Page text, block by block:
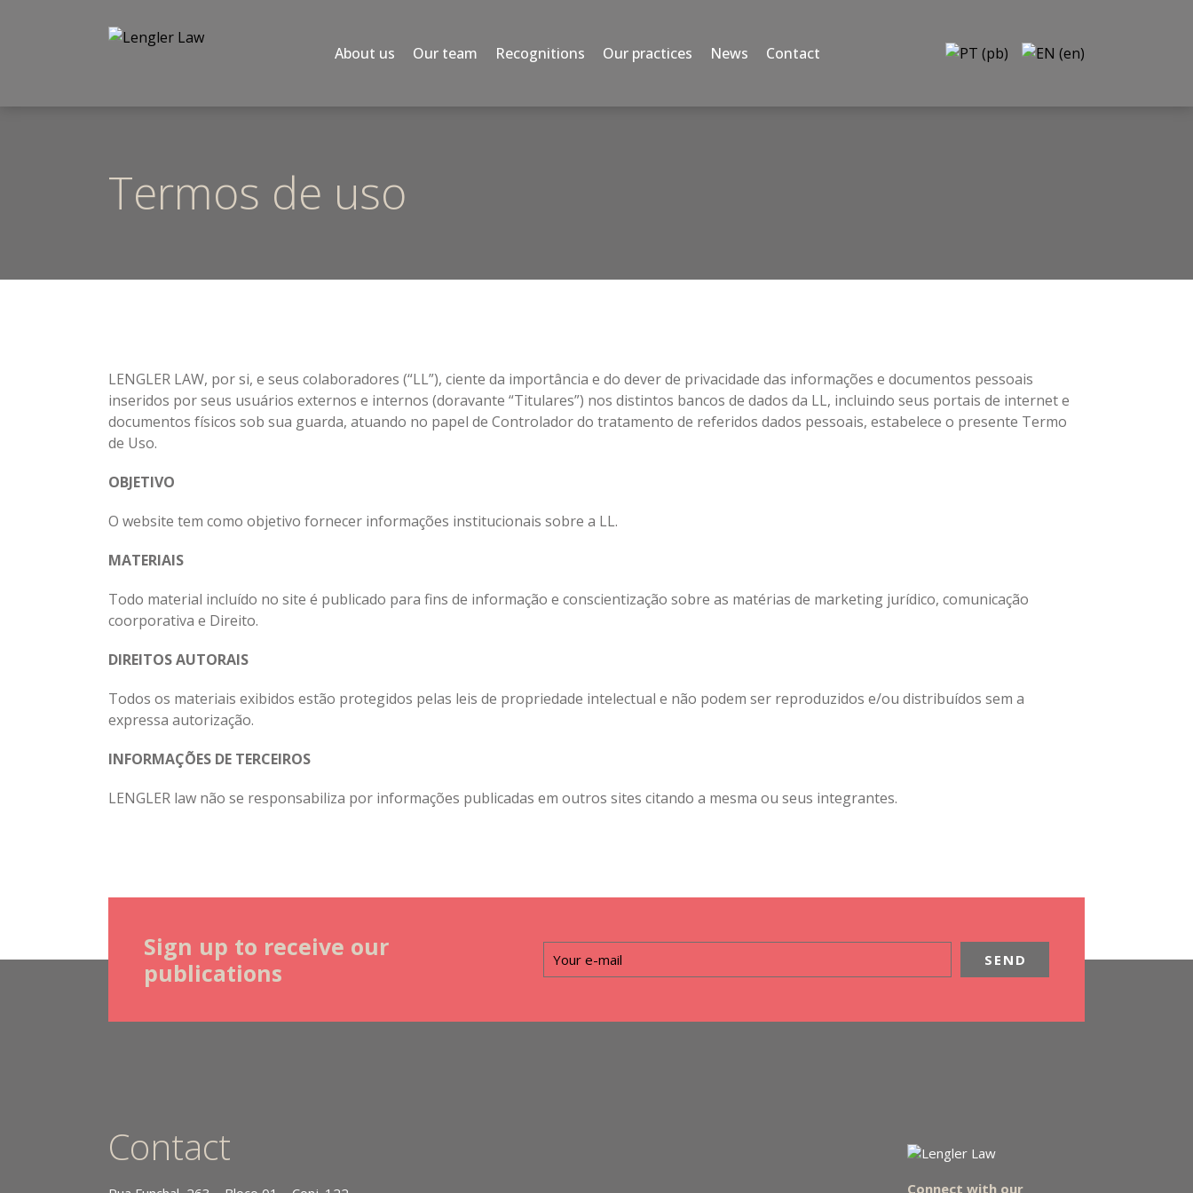
About us Our team Recognitions Our practices News Contact
Termos de uso
LENGLER LAW, por si, e seus colaboradores (“LL”), ciente da importância e do dever de privacidade das informações e documentos pessoais
inseridos por seus usuários externos e internos (doravante “Titulares”) nos distintos bancos de dados da LL, incluindo seus portais de internet e
documentos físicos sob sua guarda, atuando no papel de Controlador do tratamento de referidos dados pessoais, estabelece o presente Termo
de Uso.
OBJETIVO
O website tem como objetivo fornecer informações institucionais sobre a LL.
MATERIAIS
Todo material incluído no site é publicado para fins de informação e conscientização sobre as matérias de marketing jurídico, comunicação
coorporativa e Direito.
DIREITOS AUTORAIS
Todos os materiais exibidos estão protegidos pelas leis de propriedade intelectual e não podem ser reproduzidos e/ou distribuídos sem a
expressa autorização.
INFORMAÇÕES DE TERCEIROS
LENGLER law não se responsabiliza por informações publicadas em outros sites citando a mesma ou seus integrantes.
Sign up to receive our
publications
Contact
Connect with our